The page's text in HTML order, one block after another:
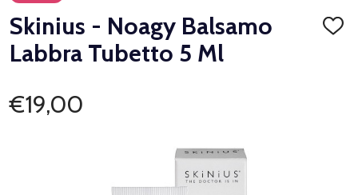
Skinius - Noagy Balsamo
Labbra Tubetto 5 Ml
€19,00